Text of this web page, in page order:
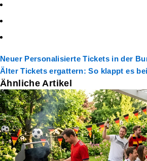
Neuer Personalisierte Tickets in der
Älter Tickets ergattern: So klappt es
Ähnliche Artikel